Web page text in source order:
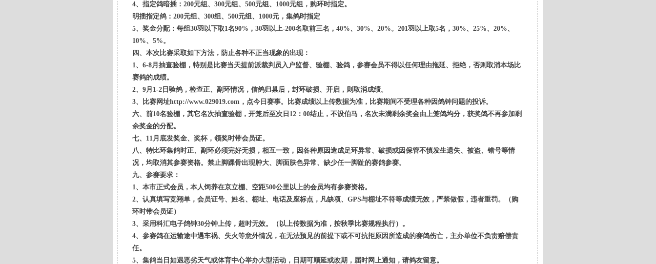
4、指定鸽暗插：200元组、300元组、500元组、1000元组，购环时指定。
明插指定鸽：200元组、300组、500元组、1000元，集鸽时指定
5、奖金分配：每组30羽以下取1名90%，30羽以上-200名取前三名，40%、30%、20%。201羽以上取5名，30%、25%、20%、
10%、5%。
四、本次比赛采取如下方法，防止各种不正当现象的出现：
1、6-8月抽查验棚，特别是比赛当天提前派裁判员入户监督、验棚、验鸽，参赛会员不得以任何理由拖延、拒绝，否则取消本场比
赛鸽的成绩。
2、9月1-2日验鸽，检查正、副环情况，信鸽归巢后，封环破损、开启，则取消成绩。
3、比赛网址http://www.029019.com，点今日赛事。比赛成绩以上传数据为准，比赛期间不受理各种因鸽钟问题的投诉。
六、前10名验棚，其它名次抽查验棚，开笼后至次日12：00结止，不设伯马，名次未满剩余奖金由上笼鸽均分，获奖鸽不再参加剩
余奖金的分配。
七、11月底发奖金、奖杯，领奖时带会员证。
八、特比环集鸽时正、副环必须完好无损，相互一致，因各种原因造成足环异常、破损或因保管不慎发生遗失、被盗、错号等情
况，均取消其参赛资格。禁止脚踝骨出现肿大、脚面肤色异常、缺少任一脚趾的赛鸽参赛。
九、参赛要求：
1、本市正式会员，本人饲养在京立棚、空距500公里以上的会员均有参赛资格。
2、认真填写竞翔单，会员证号、姓名、棚址、电话及座标点，凡缺项、GPS与棚址不符等成绩无效，严禁做假，违者重罚。（购
环时带会员证）
3、采用科汇电子鸽钟30分钟上传，超时无效。（以上传数据为准，按秋季比赛规程执行）。
4、参赛鸽在运输途中遇车祸、失火等意外情况，在无法预见的前提下或不可抗拒原因所造成的赛鸽伤亡，主办单位不负责赔偿责
任。
5、集鸽当日如遇恶劣天气或体育中心举办大型活动，日期可顺延或改期，届时网上通知，请鸽友留意。